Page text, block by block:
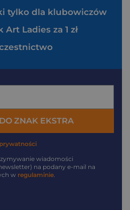
tylko dla klubowiczów
Art Ladies za 1 zł
ZNAK EKSTRA
wiadomości
na podany e-mail na
w regulaminie.